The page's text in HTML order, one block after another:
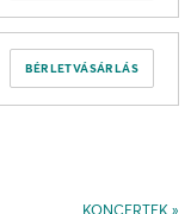
BÉRLETVÁSÁRLÁS
KONCERTEK